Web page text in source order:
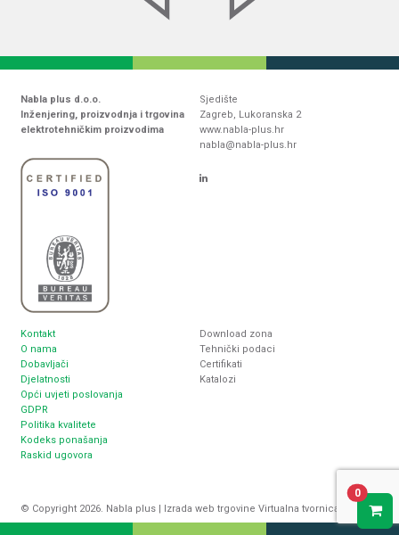
Nabla plus d.o.o.
Inženjering, proizvodnja i trgovina
elektrotehničkim proizvodima
Sjedište
Zagreb, Lukoranska 2
www.nabla-plus.hr
nabla@nabla-plus.hr
Kontakt
O nama
Dobavljači
Djelatnosti
Opći uvjeti poslovanja
GDPR
Politika kvalitete
Kodeks ponašanja
Raskid ugovora
Download zona
Tehnički podaci
Certifikati
Katalozi
© Copyright 2026. Nabla plus | Izrada web trgovine Virtualna tvornica
0